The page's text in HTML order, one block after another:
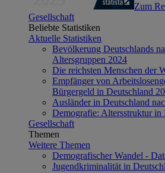
Zum
Gesellschaft
Beliebte Statistiken
Aktuelle Statistiken
Bevölkerung Deutschlands
Altersgruppen 2024
Die reichsten Menschen der
Empfänger von
Bürgergeld in Deutschland
Ausländer in Deutschland
Demografie: Altersstruktur in
Gesellschaft
Themen
Weitere Themen
Demografischer Wandel -
Jugendkriminalität in